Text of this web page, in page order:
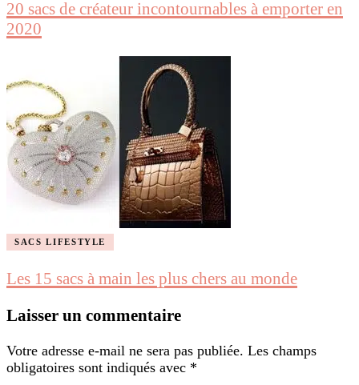
20 sacs de créateur incontournables à emporter en
2020
SACS LIFESTYLE
Les 15 sacs à main les plus chers au monde
Laisser un commentaire
Votre adresse e-mail ne sera pas publiée. Les champs
obligatoires sont indiqués avec *